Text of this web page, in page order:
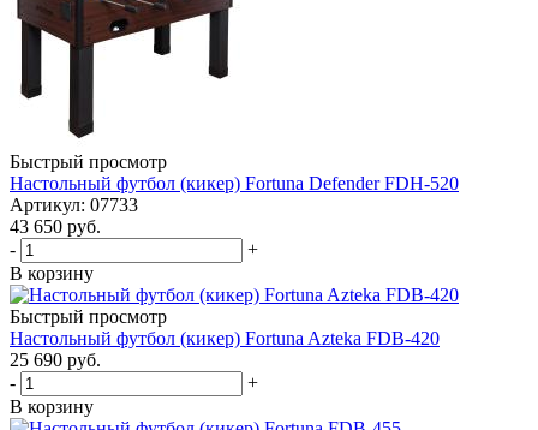
Быстрый просмотр
Настольный футбол (кикер) Fortuna Defender FDH-520
Артикул: 07733
43 650 руб.
-
+
В корзину
Быстрый просмотр
Настольный футбол (кикер) Fortuna Azteka FDB-420
25 690 руб.
-
+
В корзину